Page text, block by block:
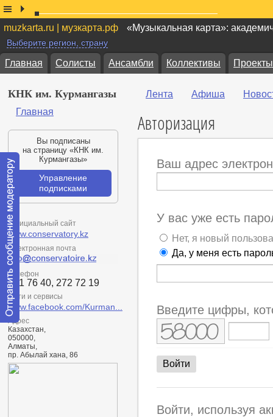
muzkarta.ru | музкарта.рф «Музыкальная карта»:
Выберите регион, страну
Главная Солисты Ансамбли Коллективы Проекты
КНК им. Курмангазы
Главная
Вы подписаны
на страницу «КНК им.
Курмангазы»
Управление
подписками
Официальный сайт
www.conservatory.kz
Электронная почта
Телефон
261 76 40, 272 72 19
Сети и сервисы
www.facebook.com/Kurman...
Адрес
Казахстан,
050000,
Алматы,
пр. Абылай хана, 86
Лента Афиша
Авторизация
Ваш адрес
У вас уже есть
Нет, я новый
Да, у меня есть
Введите цифры,
Войти, используя
Отправить
сообщение
модератору